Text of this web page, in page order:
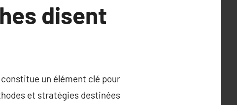
disent
un élément clé pour
et stratégies destinées